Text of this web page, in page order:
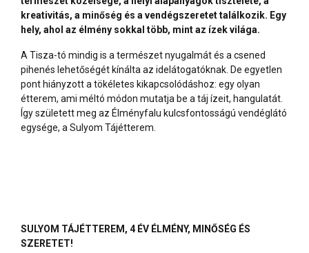
kreativitás, a minőség és a vendégszeretet találkozik. Egy
hely, ahol az élmény sokkal több, mint az ízek világa.
A Tisza-tó mindig is a természet nyugalmát és a csened
pihenés lehetőségét kínálta az idelátogatóknak. De egyetlen
pont hiányzott a tökéletes kikapcsolódáshoz: egy olyan
étterem, ami méltó módon mutatja be a táj ízeit, hangulatát.
Így született meg az Élményfalu kulcsfontosságú vendéglátó
egysége, a Sulyom Tájétterem.
SULYOM TÁJÉTTEREM, 4 ÉV ÉLMÉNY, MINŐSÉG ÉS
SZERETET!